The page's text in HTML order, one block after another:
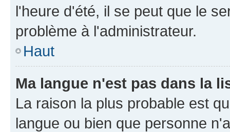
l'heure d'été, il se peut que le
problème à l'administrateur.
Haut
Ma langue n'est pas dans la
La raison la plus probable est
langue ou bien que personne